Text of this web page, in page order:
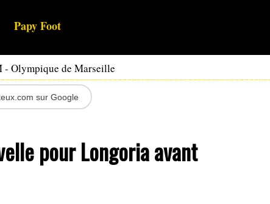
Papy Foot
- Olympique de Marseille
sur Google
pour Longoria avant